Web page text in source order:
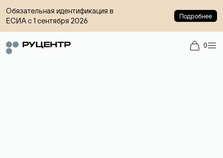
Обязательная идентификация в
ЕСИА с 1 сентября 2026
Подробнее
0